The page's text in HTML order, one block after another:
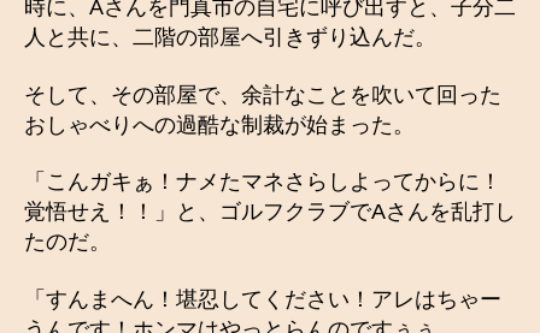
時に、Aさんを門真市の自宅に呼び出すと、子分二
人と共に、二階の部屋へ引きずり込んだ。
そして、その部屋で、余計なことを吹いて回った
おしゃべりへの過酷な制裁が始まった。
「こんガキぁ！ナメたマネさらしよってからに！
覚悟せえ！！」と、ゴルフクラブでAさんを乱打し
たのだ。
「すんまへん！堪忍してください！アレはちゃー